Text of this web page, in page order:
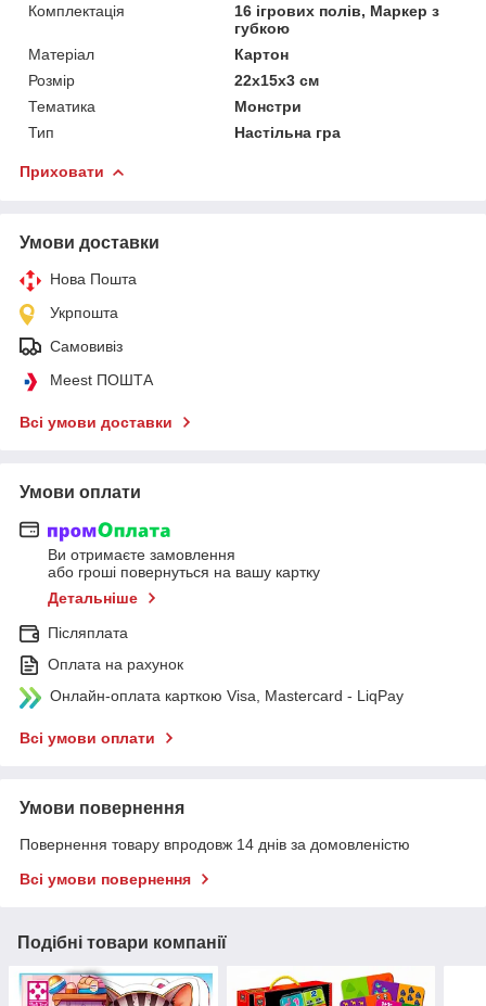
Комплектація
16 ігрових полів, Маркер з
губкою
Матеріал
Картон
Розмір
22х15х3 см
Тематика
Монстри
Тип
Настільна гра
Приховати
Умови доставки
Нова Пошта
Укрпошта
Самовивіз
Meest ПОШТА
Всі умови доставки
Умови оплати
Ви отримаєте замовлення
або гроші повернуться на вашу картку
Детальніше
Післяплата
Оплата на рахунок
Онлайн-оплата карткою Visa, Mastercard - LiqPay
Всі умови оплати
Умови повернення
Повернення товару впродовж 14 днів за домовленістю
Всі умови повернення
Подібні товари компанії